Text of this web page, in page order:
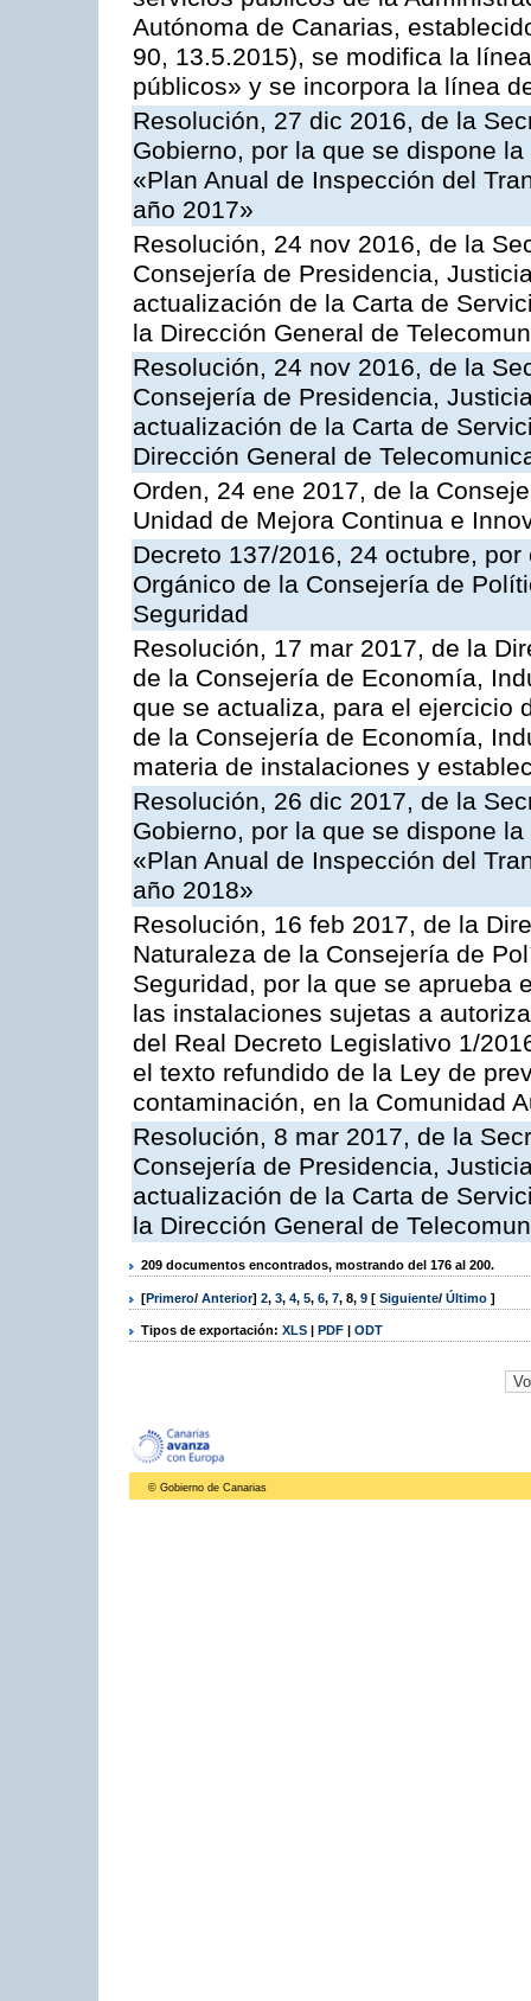
Autónoma de Canarias,
90, 13.5.2015), se modifica la
públicos» y se incorpora la línea
Resolución, 27 dic 2016, de la
Gobierno, por la que se dispone
«Plan Anual de Inspección del
año 2017»
Resolución, 24 nov 2016, de la
Consejería de Presidencia,
actualización de la Carta de
la Dirección General de
Resolución, 24 nov 2016, de la
Consejería de Presidencia,
actualización de la Carta de
Dirección General de
Orden, 24 ene 2017, de la
Unidad de Mejora Continua e
Decreto 137/2016, 24 octubre,
Orgánico de la Consejería de
Seguridad
Resolución, 17 mar 2017, de la
de la Consejería de Economía,
que se actualiza, para el ejercicio
de la Consejería de Economía,
materia de instalaciones y
Resolución, 26 dic 2017, de la
Gobierno, por la que se dispone
«Plan Anual de Inspección del
año 2018»
Resolución, 16 feb 2017, de la
Naturaleza de la Consejería de
Seguridad, por la que se aprueba
las instalaciones sujetas a
del Real Decreto Legislativo 1/
el texto refundido de la Ley de
contaminación, en la Comunidad
Resolución, 8 mar 2017, de la
Consejería de Presidencia,
actualización de la Carta de
la Dirección General de
209 documentos encontrados, mostrando del 176 al 200.
[Primero/ Anterior] 2, 3, 4, 5, 6, 7, 8, 9 [ Siguiente/ Último ]
Tipos de exportación: XLS | PDF | ODT
© Gobierno de Canarias